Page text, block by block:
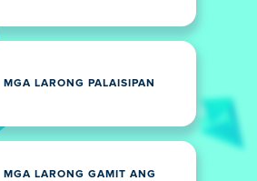
MGA LARONG PALAISIPAN
MGA LARONG GAMIT ANG